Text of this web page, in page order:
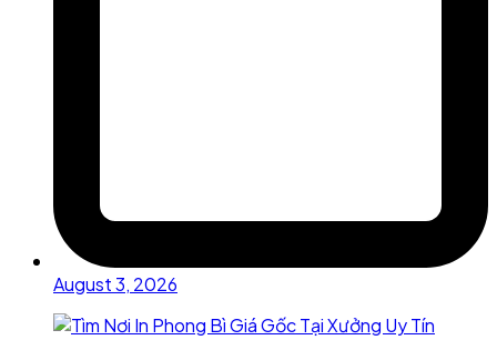
August 3, 2026